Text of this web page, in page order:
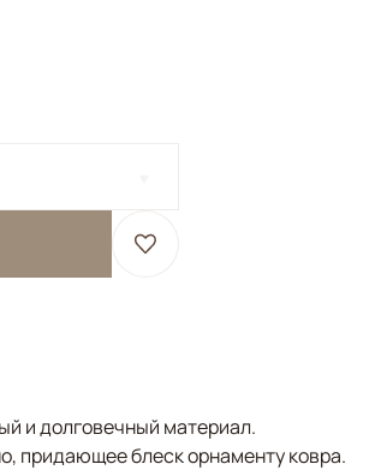
и долговечный материал.
придающее блеск орнаменту ковра.